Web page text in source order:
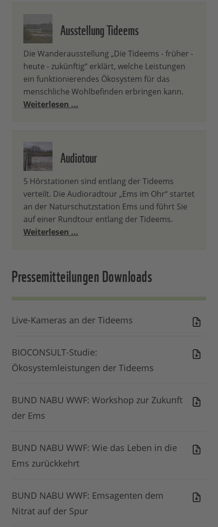
Ausstellung Tideems
Die Wanderausstellung „Die Tideems - früher -
heute - zukünftig“ erklärt, welche Leistungen
ein funktionierendes Ökosystem für das
menschliche Wohlbefinden erbringen kann.
Weiterlesen ...
Audiotour
5 Hörstationen sind entlang der Tideems
verteilt. Die Audioradtour „Ems im Ohr“ startet
an der Naturschutzstation Ems und führt Sie
auf einer Rundtour entlang der Tideems.
Weiterlesen ...
Pressemitteilungen Downloads
Live-Kameras an der Tideems
BIOCONSULT-Studie:
Ökosystemleistungen der Tideems
BUND NABU WWF: Workshop zur Zukunft
der Ems
BUND NABU WWF: Wie das Leben in die
Ems zurückkehrt
BUND NABU WWF: Emsagenten dem
Nitrat auf der Spur